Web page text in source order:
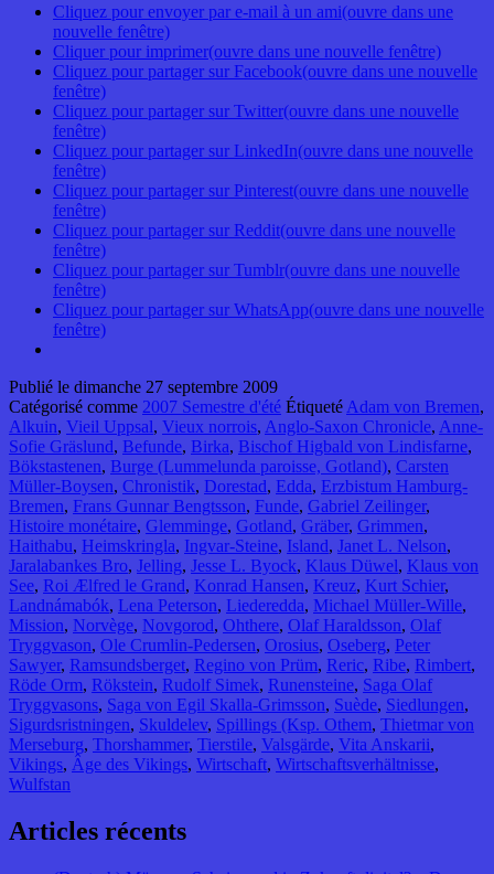
Cliquez pour envoyer par e-mail à un ami(ouvre dans une
nouvelle fenêtre)
Cliquer pour imprimer(ouvre dans une nouvelle fenêtre)
Cliquez pour partager sur Facebook(ouvre dans une nouvelle
fenêtre)
Cliquez pour partager sur Twitter(ouvre dans une nouvelle
fenêtre)
Cliquez pour partager sur LinkedIn(ouvre dans une nouvelle
fenêtre)
Cliquez pour partager sur Pinterest(ouvre dans une nouvelle
fenêtre)
Cliquez pour partager sur Reddit(ouvre dans une nouvelle
fenêtre)
Cliquez pour partager sur Tumblr(ouvre dans une nouvelle
fenêtre)
Cliquez pour partager sur WhatsApp(ouvre dans une nouvelle
fenêtre)
Publié le dimanche 27 septembre 2009
Catégorisé comme 2007 Semestre d'été Étiqueté Adam von Bremen,
Alkuin, Vieil Uppsal, Vieux norrois, Anglo-Saxon Chronicle, Anne-
Sofie Gräslund, Befunde, Birka, Bischof Higbald von Lindisfarne,
Bökstastenen, Burge (Lummelunda paroisse, Gotland), Carsten
Müller-Boysen, Chronistik, Dorestad, Edda, Erzbistum Hamburg-
Bremen, Frans Gunnar Bengtsson, Funde, Gabriel Zeilinger,
Histoire monétaire, Glemminge, Gotland, Gräber, Grimmen,
Haithabu, Heimskringla, Ingvar-Steine, Island, Janet L. Nelson,
Jaralabankes Bro, Jelling, Jesse L. Byock, Klaus Düwel, Klaus von
See, Roi Ælfred le Grand, Konrad Hansen, Kreuz, Kurt Schier,
Landnámabók, Lena Peterson, Liederedda, Michael Müller-Wille,
Mission, Norvège, Novgorod, Ohthere, Olaf Haraldsson, Olaf
Tryggvason, Ole Crumlin-Pedersen, Orosius, Oseberg, Peter
Sawyer, Ramsundsberget, Regino von Prüm, Reric, Ribe, Rimbert,
Röde Orm, Rökstein, Rudolf Simek, Runensteine, Saga Olaf
Tryggvasons, Saga von Egil Skalla-Grimsson, Suède, Siedlungen,
Sigurdsristningen, Skuldelev, Spillings (Ksp. Othem, Thietmar von
Merseburg, Thorshammer, Tierstile, Valsgärde, Vita Anskarii,
Vikings, Âge des Vikings, Wirtschaft, Wirtschaftsverhältnisse,
Wulfstan
Articles récents